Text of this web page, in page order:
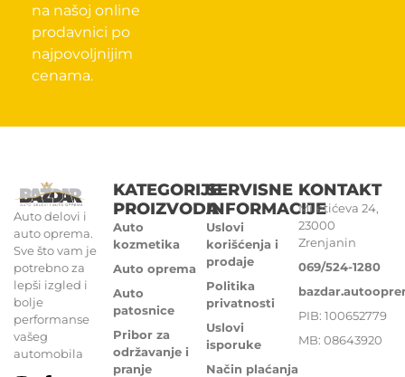
na našoj online
prodavnici po
najpovoljnijim
cenama.
Auto delovi i
auto oprema.
Sve što vam je
potrebno za
lepši izgled i
bolje
performanse
vašeg
automobila
KATEGORIJE
PROIZVODA
Auto
kozmetika
Auto oprema
Auto
patosnice
Pribor za
održavanje i
pranje
SERVISNE
INFORMACIJE
Uslovi
korišćenja i
prodaje
Politika
privatnosti
Uslovi
isporuke
Način plaćanja
KONTAKT
Miletićeva 24,
23000
Zrenjanin
069/524-1280
PIB: 100652779
MB: 08643920